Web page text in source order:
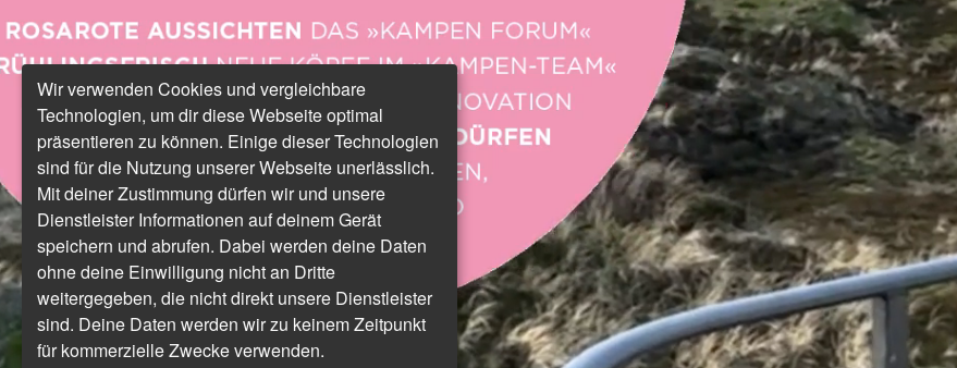
Wir verwenden Cookies und vergleichbare
Technologien, um dir diese Webseite optimal
präsentieren zu können. Einige dieser Technologien
sind für die Nutzung unserer Webseite unerlässlich.
Mit deiner Zustimmung dürfen wir und unsere
Dienstleister Informationen auf deinem Gerät
speichern und abrufen. Dabei werden deine Daten
ohne deine Einwilligung nicht an Dritte
weitergegeben, die nicht direkt unsere Dienstleister
sind. Deine Daten werden wir zu keinem Zeitpunkt
für kommerzielle Zwecke verwenden.